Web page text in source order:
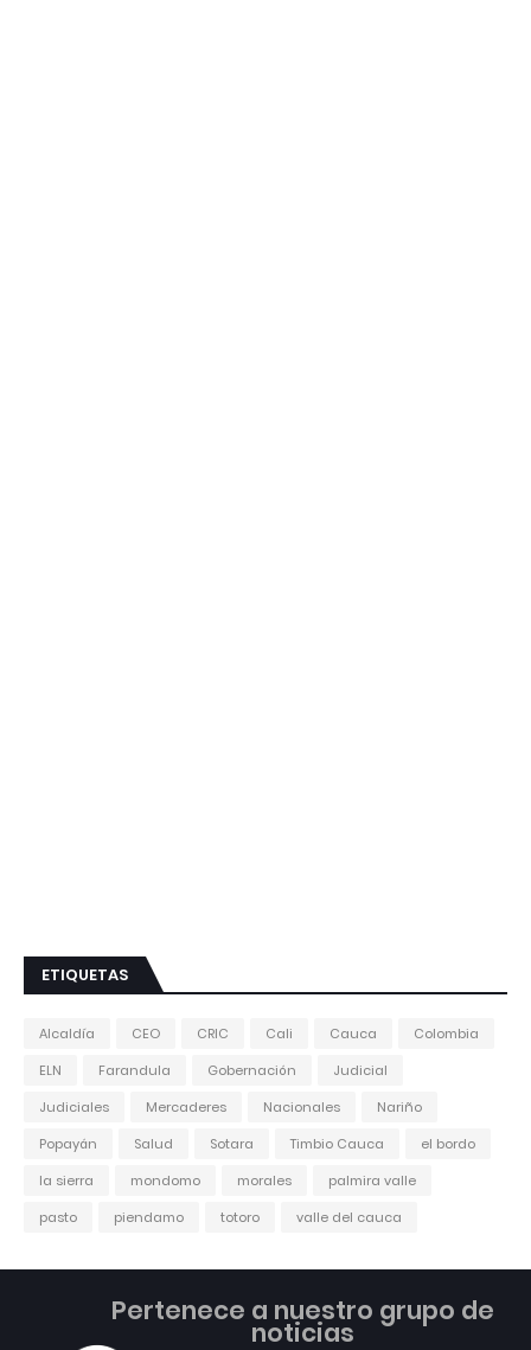
ETIQUETAS
Alcaldía CEO CRIC Cali Cauca
Colombia
ELN
Farandula Gobernación
Judicial
Judiciales
Mercaderes Nacionales
Nariño
Popayán
Salud Sotara Timbio Cauca
el bordo
la sierra
mondomo morales
palmira valle
pasto
piendamo totoro valle del cauca
Pertenece a nuestro grupo de
noticias